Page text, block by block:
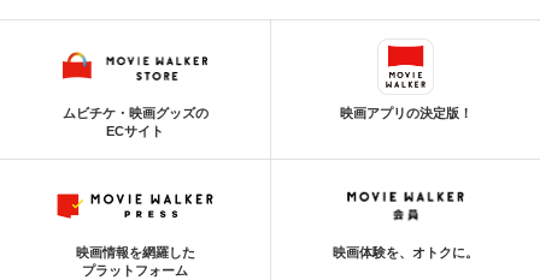
ムビチケ・映画グッズの
ECサイト
映画アプリの決定版！
映画情報を網羅した
プラットフォーム
映画体験を、オトクに。